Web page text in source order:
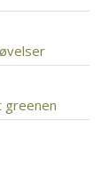
greenen